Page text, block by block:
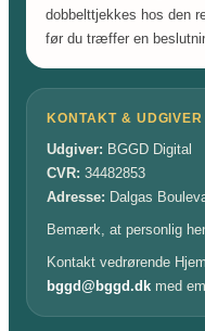
dobbelttjekkes hos den
før du træffer en
KONTAKT & UDGIVER
Udgiver: BGGD Digital
CVR: 34482853
Adresse: Dalgas
Bemærk, at personlig
Kontakt vedrørende
bggd@bggd.dk med